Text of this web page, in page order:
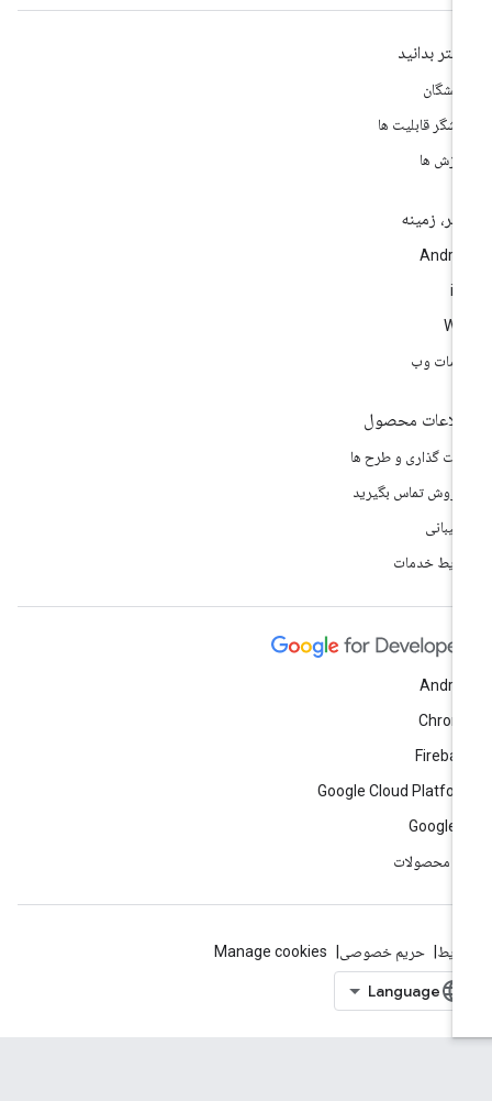
بدانید
قابلیت ها
ها
زمینه
وب
محصول
گذاری و طرح ها
فروش تماس بگیرید
خدمات
Google Cloud
Google
محصولات
حریم خصوصی Manage cookies